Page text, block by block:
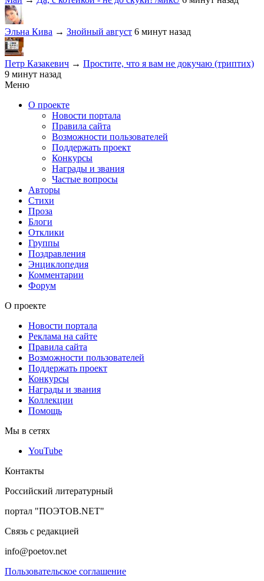
Эльна Кива → Знойный август 6 минут назад
Петр Казакевич → Простите, что я вам не докучаю (триптих)
9 минут назад
Меню
О проекте
Новости портала
Правила сайта
Возможности пользователей
Поддержать проект
Конкурсы
Награды и звания
Частые вопросы
Авторы
Стихи
Проза
Блоги
Отклики
Группы
Поздравления
Энциклопедия
Комментарии
Форум
О проекте
Новости портала
Реклама на сайте
Правила сайта
Возможности пользователей
Поддержать проект
Конкурсы
Награды и звания
Коллекции
Помощь
Мы в сетях
YouTube
Контакты
Российский литературный
портал "ПОЭТОВ.NET"
Связь с редакцией
info@poetov.net
Пользовательское соглашение